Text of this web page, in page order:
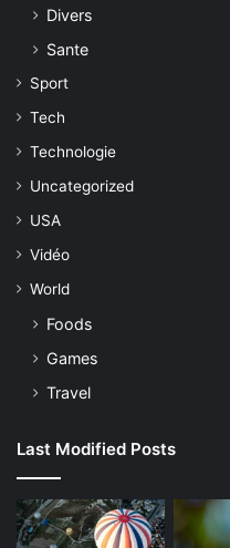
Divers
Sante
Sport
Tech
Technologie
Uncategorized
USA
Vidéo
World
Foods
Games
Travel
Last Modified Posts